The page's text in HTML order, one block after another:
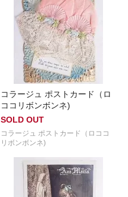
コラージュ ポストカード（ロ
ココリボンボンネ)
SOLD OUT
コラージュ ポストカード（ロココ
リボンボンネ)